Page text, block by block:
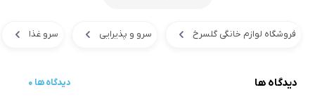
فروشگاه لوازم خانگی گلسرخ سرو و پذیرایی سرو غذا
دیدگاه ها 0 دیدگاه ها